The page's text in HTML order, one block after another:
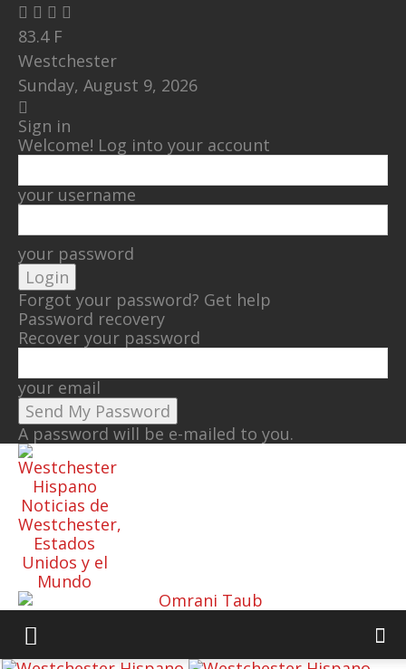
83.4 F
Westchester
Sunday, August 9, 2026
Sign in
Welcome! Log into your account
your username
your password
Forgot your password? Get help
Password recovery
Recover your password
your email
A password will be e-mailed to you.
Noticias de
Westchester,
Estados
Unidos y el
Mundo